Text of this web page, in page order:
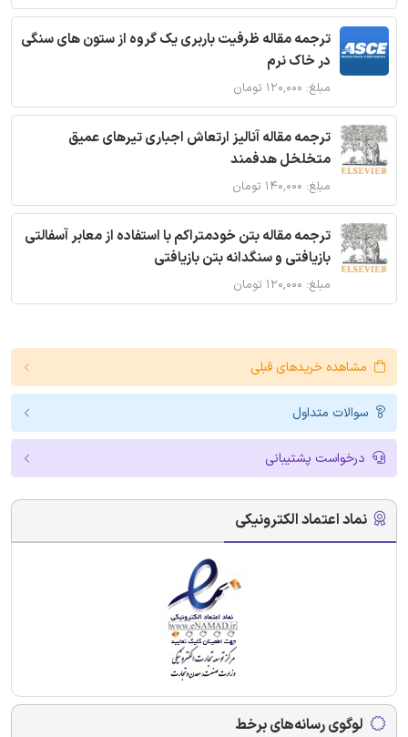
ترجمه مقاله ظرفیت باربری یک گروه از ستون های سنگی
در خاک نرم
مبلغ: ۱۲۰,۰۰۰ تومان
ترجمه مقاله آنالیز ارتعاش اجباری تیرهای عمیق
متخلخل هدفمند
مبلغ: ۱۴۰,۰۰۰ تومان
ترجمه مقاله بتن خودمتراکم با استفاده از معابر آسفالتی
بازیافتی و سنگدانه بتن بازیافتی
مبلغ: ۱۲۰,۰۰۰ تومان
مشاهده خریدهای قبلی
سوالات متداول
درخواست پشتیبانی
نماد اعتماد الکترونیکی
لوگوی رسانه‌های برخط